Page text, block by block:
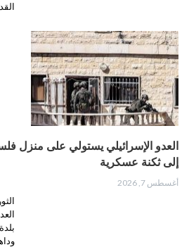
العدو الإسرائيلي يستولي على منزل
إلى ثكنة عسكرية
أغسطس 7, 2026